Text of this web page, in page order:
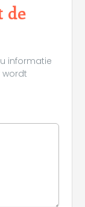
de
informatie
wordt